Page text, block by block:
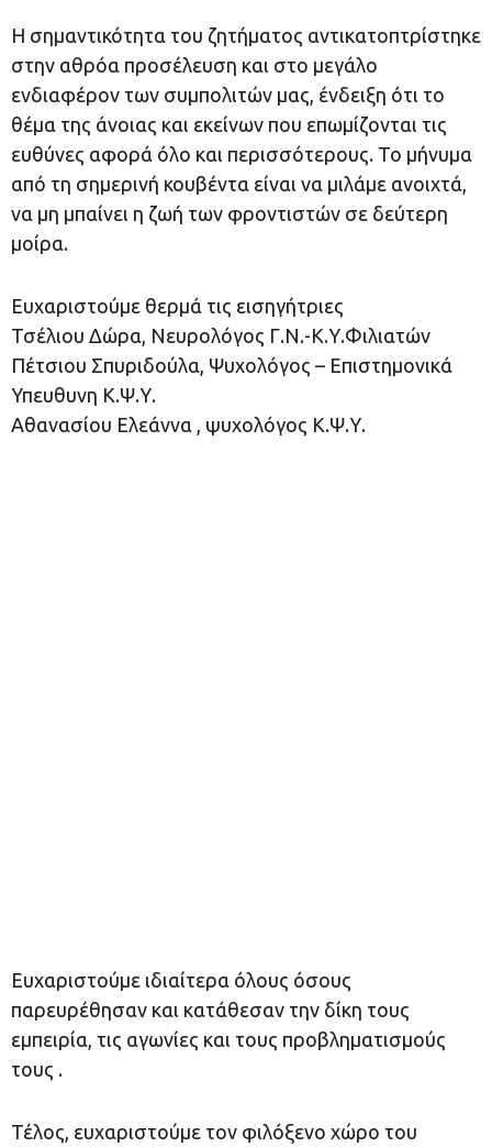
Η σημαντικότητα του ζητήματος αντικατοπτρίστηκε
στην αθρόα προσέλευση και στο μεγάλο
ενδιαφέρον των συμπολιτών μας, ένδειξη ότι το
θέμα της άνοιας και εκείνων που επωμίζονται τις
ευθύνες αφορά όλο και περισσότερους. Το μήνυμα
από τη σημερινή κουβέντα είναι να μιλάμε ανοιχτά,
να μη μπαίνει η ζωή των φροντιστών σε δεύτερη
μοίρα.
Ευχαριστούμε θερμά τις εισηγήτριες
Τσέλιου Δώρα, Νευρολόγος Γ.Ν.-Κ.Υ.Φιλιατών
Πέτσιου Σπυριδούλα, Ψυχολόγος – Επιστημονικά
Υπευθυνη Κ.Ψ.Υ.
Αθανασίου Ελεάννα , ψυχολόγος Κ.Ψ.Υ.
Ευχαριστούμε ιδιαίτερα όλους όσους
παρευρέθησαν και κατάθεσαν την δίκη τους
εμπειρία, τις αγωνίες και τους προβληματισμούς
τους .
Τέλος, ευχαριστούμε τον φιλόξενο χώρο του